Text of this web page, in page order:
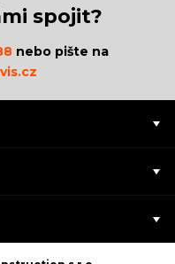
spojit?
nebo pište na